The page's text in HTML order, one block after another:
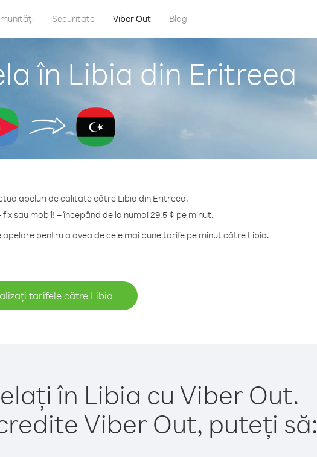
Securitate Viber Out Blog
în Libia din Eritreea
apeluri de calitate către Libia din Eritreea.
sau mobil! – începând de la numai 29.5 ¢ pe minut.
pentru a avea de cele mai bune tarife pe minut către Libia.
tarifele către Libia
în Libia cu Viber Out.
Viber Out, puteți să: